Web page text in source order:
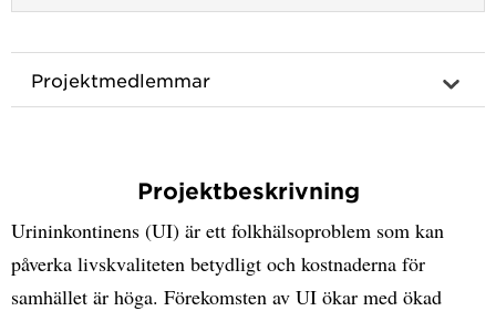
Projektmedlemmar
Projektbeskrivning
Urininkontinens (UI) är ett folkhälsoproblem som kan
påverka livskvaliteten betydligt och kostnaderna för
samhället är höga. Förekomsten av UI ökar med ökad